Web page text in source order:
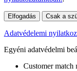
Elfogadás Csak a
Adatvédelemi
Egyéni adatvédelmi
Customer match